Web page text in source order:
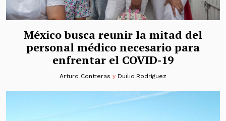
México busca reunir la mitad del
personal médico necesario para
enfrentar el COVID-19
Arturo Contreras y Duilio Rodríguez